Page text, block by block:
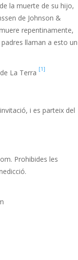
la muerte de su hijo,
de Johnson &
repentinamente,
llaman a esto un
La Terra [1]
i es parteix del
Prohibides les